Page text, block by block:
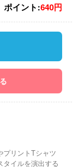
ポイント:640円
プリントTシャツ
タイルを演出する